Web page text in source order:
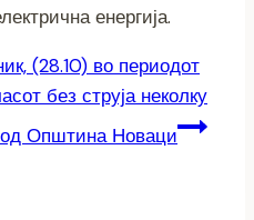
енергија.
(28.10) во периодот
без струја неколку
Општина Новаци